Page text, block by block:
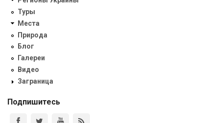
Туры
Места
Природа
Блог
Галереи
Видео
Заграница
Подпишитесь